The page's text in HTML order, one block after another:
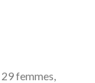
femmes,